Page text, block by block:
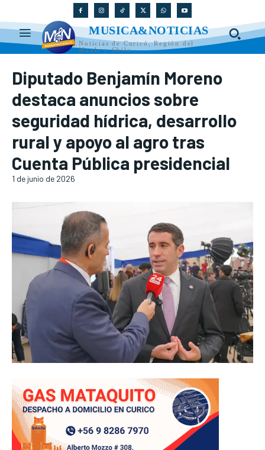
MUSICA&NOTICIAS
Noticias de Curicó, Región del
Maule y Chile
Diputado Benjamín Moreno
destaca anuncios sobre
seguridad hídrica, desarrollo
rural y apoyo al agro tras
Cuenta Pública presidencial
1 de junio de 2026